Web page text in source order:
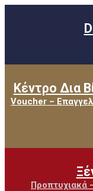
Κέντρο Δια
Voucher –
Προπτυχιακά